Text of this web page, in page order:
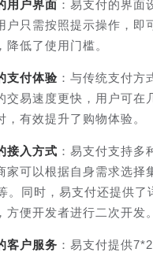
用户界面 ：易支付的界面
户只需按照提示操作，即
降低了使用门槛。
支付体验 ：与传统支付方
交易速度更快，用户可在
，有效提升了购物体验。
接入方式 ：易支付支持多
家可以根据自身需求选择
。同时，易支付还提供了
方便开发者进行二次开发。
客户服务 ：易支付提供